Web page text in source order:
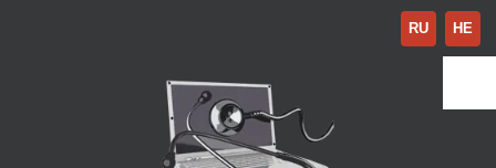
HE
RU